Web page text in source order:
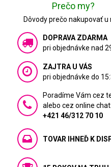
Prečo my?
Dôvody prečo nakupovať u
DOPRAVA ZDARMA
pri objednávke nad
ZAJTRA U VÁS
pri objednávke do
Poradíme Vám cez
alebo cez online chat:
+421 46/312 70 10
TOVAR IHNEĎ K